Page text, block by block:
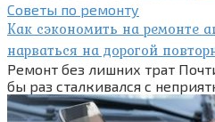
Советы по ремонту
Как сэкономить на ремонте
нарваться на дорогой
Ремонт без лишних трат
бы раз сталкивался с